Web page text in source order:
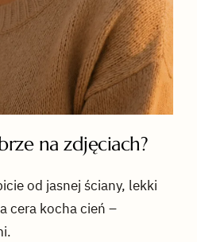
na zdjęciach?
od jasnej ściany, lekki
cera kocha cień –